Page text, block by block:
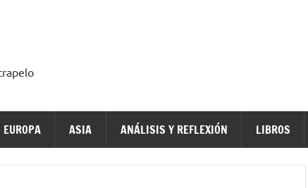
EUROPA ASIA ANÁLISIS Y REFLEXIÓN LIBROS